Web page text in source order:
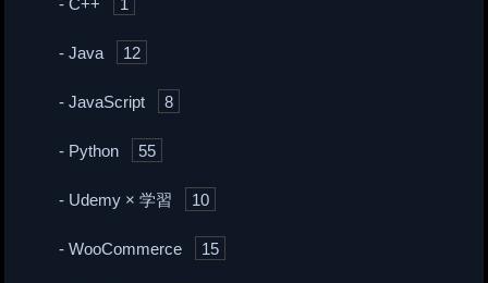
Java 12
JavaScript 8
Python 55
Udemy × 学習 10
WooCommerce 15